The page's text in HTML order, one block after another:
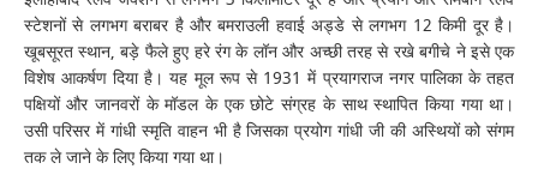
स्टेशनों से लगभग बराबर है और बमराउली हवाई अड्डे से लगभग 12 किमी दूर है।
खूबसूरत स्थान, बड़े फैले हुए हरे रंग के लॉन और अच्छी तरह से रखे बगीचे ने इसे एक
विशेष आकर्षण दिया है। यह मूल रूप से 1931 में प्रयागराज नगर पालिका के तहत
पक्षियों और जानवरों के मॉडल के एक छोटे संग्रह के साथ स्थापित किया गया था।
उसी परिसर में गांधी स्मृति वाहन भी है जिसका प्रयोग गांधी जी की अस्थियों को संगम
तक ले जाने के लिए किया गया था।